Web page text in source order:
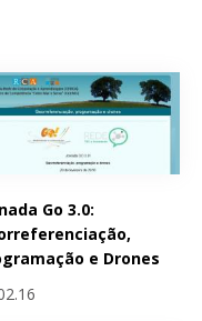
Go 3.0:
e Drones